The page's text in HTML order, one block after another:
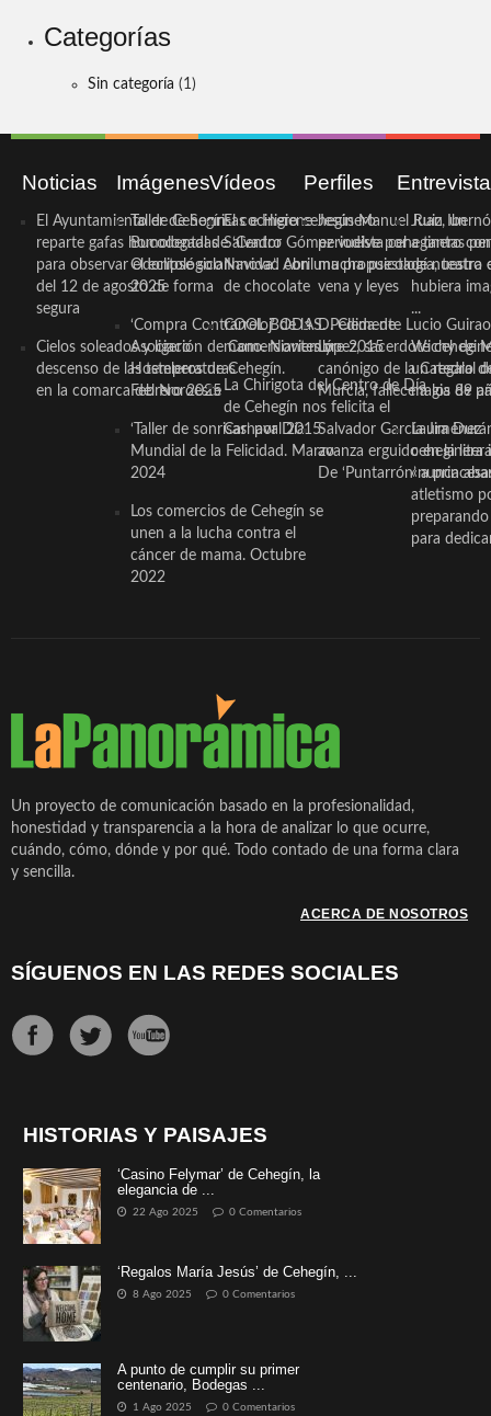
Categorías
Sin categoría (1)
Noticias
El Ayuntamiento de Cehegín
reparte gafas homologadas
para observar el eclipse solar
del 12 de agosto de forma
segura
Cielos soleados y ligero
descenso de las temperaturas
en la comarca del Noroeste
Imágenes
Taller de Sonrisas e Higiene
Bucodental de ‘Centro
Odontológico Innova’. Abril
2025
‘Compra Contrarreloj’ de la
Asociación de Comerciantes y
Hosteleros de Cehegín.
Febrero 2025
‘Taller de sonrisas’ por Día
Mundial de la Felicidad. Marzo
2024
Los comercios de Cehegín se
unen a la lucha contra el
cáncer de mama. Octubre
2022
Vídeos
El cocinero ceheginero
Salvador Gómez vuelve por
Navidad con una propuesta
de chocolate
COOL BODAS. Pedida de
mano. Noviembre 2015
La Chirigota del Centro de Día
de Cehegín nos felicita el
Carnaval 2015
Perfiles
Jesús Manuel Ruiz, un
periodista ceheginero con
mucha psicología, teatro
vena y leyes
D. Clemente Lucio Guirao
López, sacerdote
canónigo de la Catedral
Murcia, fallece a los 89
Salvador García Jiménez
avanza erguido en la
De ‘Puntarrón’ a
Juan
a tantas
de nuestra
hubiera
...
Wichy de
un regalo
magia de
Laura
ceheginera
«nunca
atletismo
para
Un proyecto de comunicación basado en la profesionalidad,
honestidad y transparencia a la hora de analizar lo que ocurre,
cuándo, cómo, dónde y por qué. Todo contado de una forma clara
y sencilla.
ACERCA DE NOSOTROS
SÍGUENOS EN LAS REDES SOCIALES
HISTORIAS Y PAISAJES
‘Casino Felymar’ de Cehegín, la
elegancia de ...
22 Ago 2025 0 Comentarios
‘Regalos María Jesús’ de Cehegín, ...
8 Ago 2025 0 Comentarios
A punto de cumplir su primer
centenario, Bodegas ...
1 Ago 2025 0 Comentarios